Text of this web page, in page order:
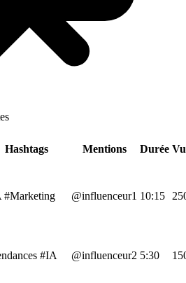
Hashtags Mentions Durée
#Marketing @influenceur1 10:15
#IA @influenceur2 5:30